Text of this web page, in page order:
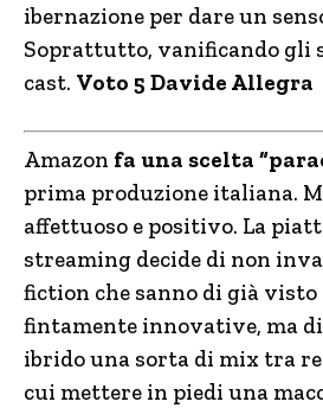
ibernazione per dare un
Soprattutto, vanificando gli
cast. Voto 5 Davide Allegra
Amazon fa una scelta
prima produzione italiana.
affettuoso e positivo. La
streaming decide di non
fiction che sanno di già
fintamente innovative, ma
ibrido una sorta di mix tra
cui mettere in piedi una